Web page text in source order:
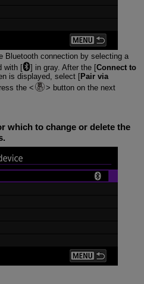
Bluetooth connection by selecting a
with [
] in gray. After the [Connect to
is displayed, select [Pair via
the
button on the next
which to change or delete the